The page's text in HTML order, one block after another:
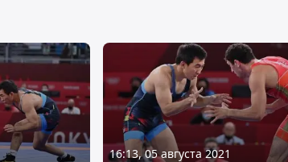
16:13, 05 августа 2021